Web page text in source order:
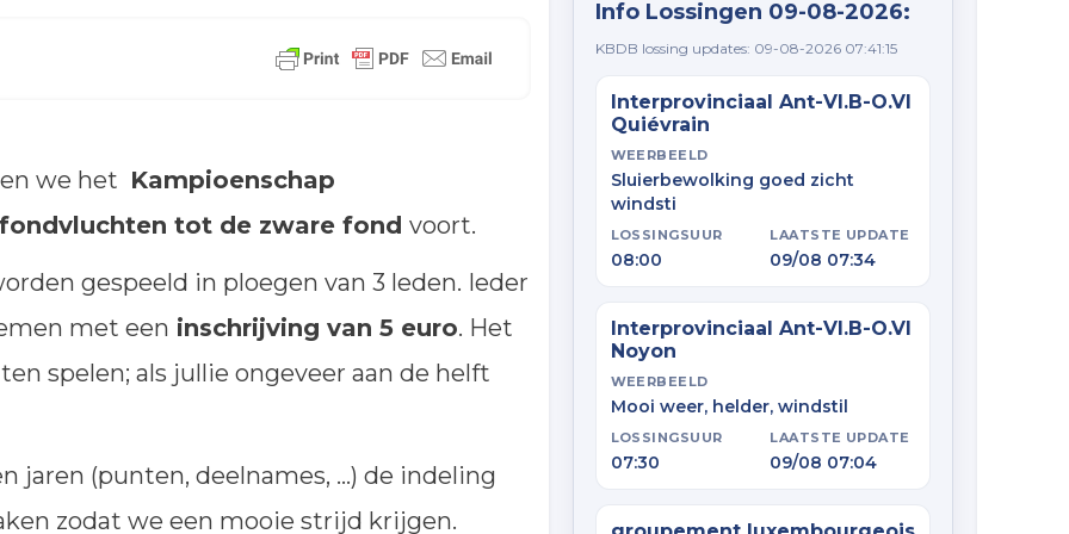
we het Kampioenschap
tot de zware fond voort.
gespeeld in ploegen van 3 leden. Ieder
met een inschrijving van 5 euro. Het
spelen; als jullie ongeveer aan de helft
jaren (punten, deelnames, …) de indeling
zodat we een mooie strijd krijgen.
Info Lossingen 09-08-2026:
KBDB lossing updates: 09-08-2026 07:41:15
Interprovinciaal Ant-Vl.B-O.Vl
Quiévrain
WEERBEELD
Sluierbewolking goed zicht
windsti
LOSSINGSUUR
08:00
LAATSTE UPDATE
09/08 07:34
Interprovinciaal Ant-Vl.B-O.Vl
Noyon
WEERBEELD
Mooi weer, helder, windstil
LOSSINGSUUR
07:30
LAATSTE UPDATE
09/08 07:04